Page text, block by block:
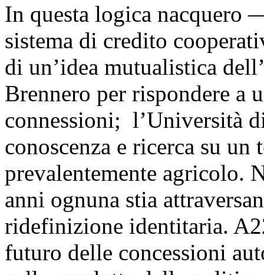
In questa logica
sistema di credito
di un’idea mutualistica
Brennero per rispondere a
connessioni; l’Università
conoscenza e ricerca su
prevalentemente agricolo.
anni ognuna stia
ridefinizione identitaria.
futuro delle concessioni